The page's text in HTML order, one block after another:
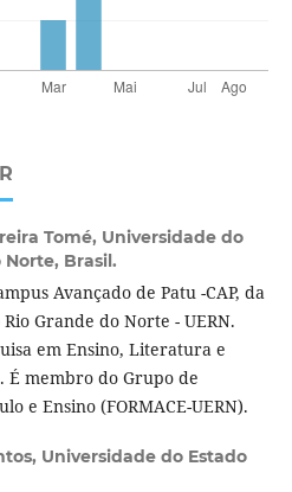
Tomé, Universidade do
Norte, Brasil.
Avançado de Patu -CAP, da
Grande do Norte - UERN.
em Ensino, Literatura e
É membro do Grupo de
e Ensino (FORMACE-UERN).
Universidade do Estado